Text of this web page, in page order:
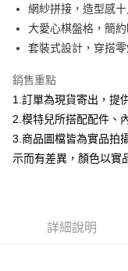
上海商業儲蓄銀行
國泰世華商業銀行
臺灣中小企業銀行
聯邦商業銀行
元大商業銀行
台新國際商業銀行
台灣樂天信用卡公司
LINE Pay
Apple Pay
悠遊付
Google Pay
大哥付你分期
2.付款方式選擇「大哥付
流程，驗證手機門號後，
相關說明
網紗拼接，造型感十
大愛心棋盤格，簡
套裝式設計，穿搭
銷售重點
1.訂單為現貨寄出，提
2.模特兒所搭配配件、
3.商品圖檔皆為實品拍
示而有差異，顏色以實
詳細說明